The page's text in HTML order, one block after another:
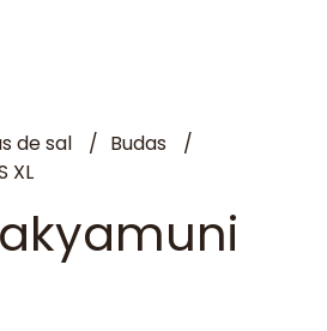
de sal
Budas
XL